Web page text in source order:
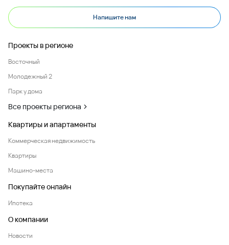
Напишите нам
Проекты в регионе
Восточный
Молодежный 2
Парк у дома
Все проекты региона
Квартиры и апартаменты
Коммерческая недвижимость
Квартиры
Машино-места
Покупайте онлайн
Ипотека
О компании
Новости